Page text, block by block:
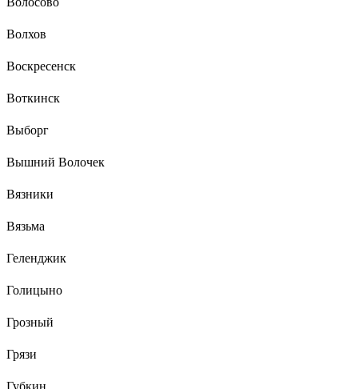
Волхов
Воскресенск
Воткинск
Выборг
Вышний Волочек
Вязники
Вязьма
Геленджик
Голицыно
Грозный
Грязи
Губкин